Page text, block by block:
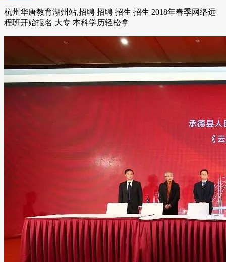
杭州华唐教育湖州站,招聘 招聘 招生 招生 2018年春季网络远
程班开始报名 大专 本科学历轻松拿